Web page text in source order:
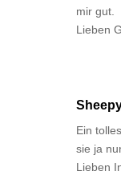
mir gut.
Lieben
Ein
sie ja
Lieben